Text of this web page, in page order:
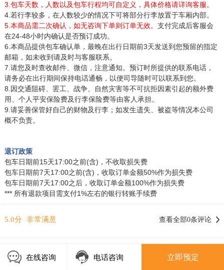
3.包车天数，人数以及包车行程均可自定义，具体价格请详询客服。
4.若行李较多，在人数较少的情况下可将部分行李放置于车厢内部。
5.本商品需二次确认，如无咨询下单则订单无效。 支付完成后客服会
在24-48小时内确认是否预订成功。
6.本商品提供包车确认单，最晚在出行日期前3天发送到您预留的指定
邮箱，如未收到请及时与客服联系。
7.请您及时查收邮件、微信，注意通知。预订时所提供的联系电话，
请务必在出行期间保持电话通畅，以便司导随时可以联系到您。
8.因交通阻碍、罢工、战争、自然灾害等不可抗拒因素引起的额外费
用、个人平安保险费及行李保险费等由客人承担。
9.请妥善保管好自己的财物及行李；如发生遗失、被盗等情况本公司
概不负责。
退订政策
包车日期前15天17:00之前(含)，不收取损失费
包车日期前7天17:00之前(含)，收取订单金额50%作为损失费
包车日期前7天17:00之后，收取订单金额100%作为损失费
*** 所有退款项目需支付1%左右的银行转账手续费
5.0分 非常满意 查看全部0条评论
在线咨询 电话咨询 立即预定